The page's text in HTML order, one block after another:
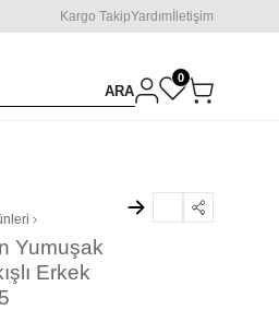
Kargo TakipYardım İletişim
ARA
0
Yumuşak
Erkek